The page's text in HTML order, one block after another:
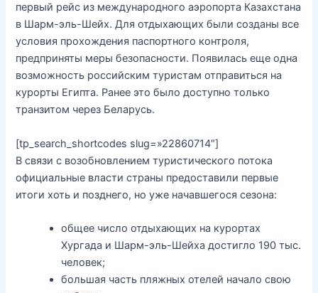
первый рейс из международного аэропорта Казахстана
в Шарм-эль-Шейх. Для отдыхающих были созданы все
условия прохождения паспортного контроля,
предприняты меры безопасности. Появилась еще одна
возможность российским туристам отправиться на
курорты Египта. Ранее это было доступно только
транзитом через Беларусь.
[tp_search_shortcodes slug=»22860714″]
В связи с возобновлением туристического потока
официальные власти страны предоставили первые
итоги хоть и позднего, но уже начавшегося сезона:
общее число отдыхающих на курортах
Хургада и Шарм-эль-Шейха достигло 190 тыс.
человек;
большая часть пляжных отелей начало свою